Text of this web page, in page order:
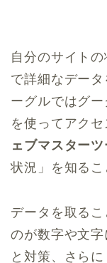
自分のサイト
で詳細なデー
ーグルではグ
を使ってアク
ェブマスター
状況」を知るこ
データを取る
のが数字や文
と対策、さら